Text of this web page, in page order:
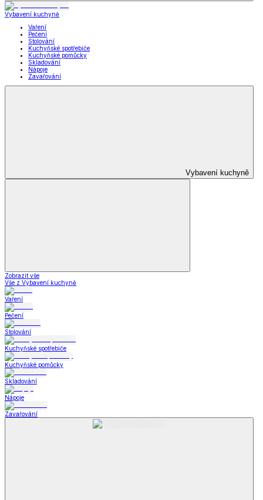
Vybavení kuchyně
Vaření
Pečení
Stolování
Kuchyňské spotřebiče
Kuchyňské pomůcky
Skladování
Nápoje
Zavařování
Vybavení kuchyně
Zobrazit vše
Vše z Vybavení kuchyně
Vaření
Pečení
Stolování
Kuchyňské spotřebiče
Kuchyňské pomůcky
Skladování
Nápoje
Zavařování